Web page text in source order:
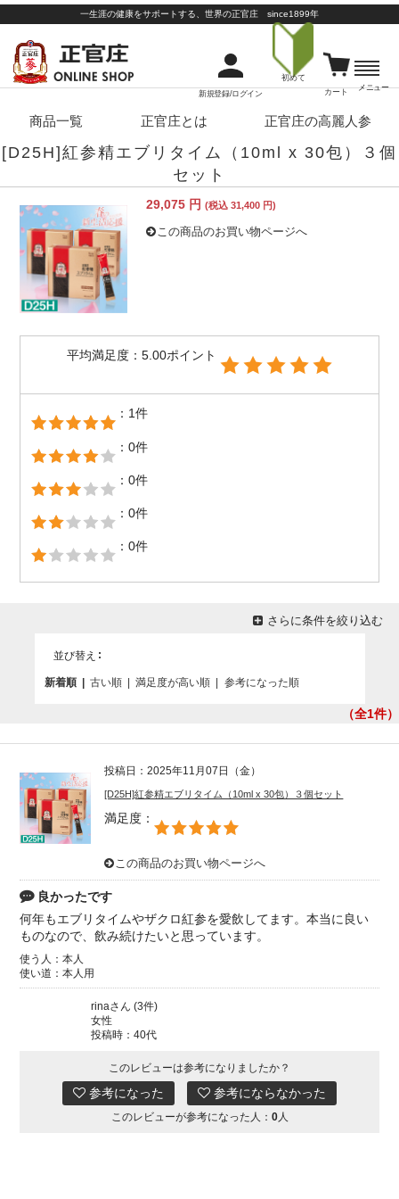
一生涯の健康をサポートする、世界の正官庄 since1899年
新規登録/ログイン
初めて
カート
メニュー
商品一覧 正官庄とは 正官庄の高麗人参
[D25H]紅参精エブリタイム（10ml x 30包）３個
セット
29,075 円 (税込 31,400 円)
この商品のお買い物ページへ
平均満足度：5.00ポイント
：1件
：0件
：0件
：0件
：0件
さらに条件を絞り込む
並び替え
新着順 | 古い順 | 満足度が高い順 | 参考になった順
（全1件）
投稿日：2025年11月07日（金）
[D25H]紅参精エブリタイム（10ml x 30包）３個セット
満足度：
この商品のお買い物ページへ
良かったです
何年もエブリタイムやザクロ紅参を愛飲してます。本当に良い
ものなので、飲み続けたいと思っています。
使う人：本人
使い道：本人用
rinaさん (3件)
女性
投稿時：40代
このレビューは参考になりましたか？
参考になった 参考にならなかった
このレビューが参考になった人： 0人